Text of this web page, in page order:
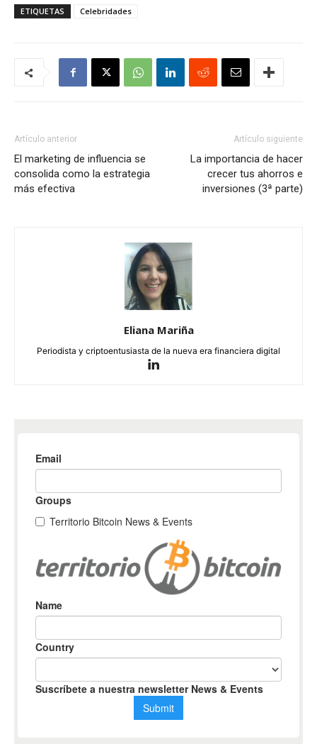
ETIQUETAS Celebridades
Artículo anterior
El marketing de influencia se
consolida como la estrategia
más efectiva
Artículo siguiente
La importancia de hacer
crecer tus ahorros e
inversiones (3ª parte)
Eliana Mariña
Periodista y criptoentusiasta de la nueva era financiera digital